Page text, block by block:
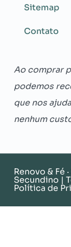
Sitemap
Contato
Ao comprar
podemos
que nos
nenhum
Renovo & Fé
Secundino |
Política de